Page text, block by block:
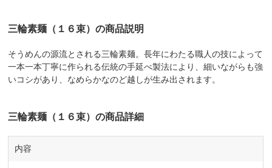
三輪素麺（１６束）の商品説明
そうめんの源流とされる三輪素麺。長年にわたる職人の技によって
一本一本丁寧に作られる伝統の手延べ製法により、細いながらも強
いコシがあり、なめらかなのど越しが生み出されます。
三輪素麺（１６束）の商品詳細
内容